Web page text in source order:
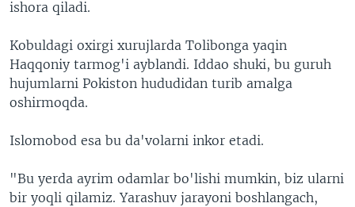
ishora qiladi.
Kobuldagi oxirgi xurujlarda Tolibonga yaqin
Haqqoniy tarmog'i ayblandi. Iddao shuki, bu guruh
hujumlarni Pokiston hududidan turib amalga
oshirmoqda.
Islomobod esa bu da'volarni inkor etadi.
"Bu yerda ayrim odamlar bo'lishi mumkin, biz ularni
bir yoqli qilamiz. Yarashuv jarayoni boshlangach,